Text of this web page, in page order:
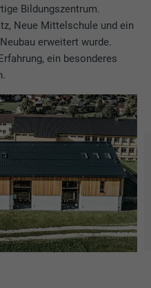
Bildungszentrum.
Neue Mittelschule und ein
erweitert wurde.
ein besonderes